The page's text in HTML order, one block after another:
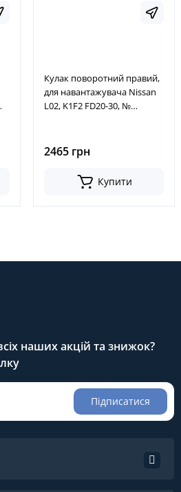
Кулак поворотний правий,
для навантажувача Nissan
L02, K1F2 FD20-30, №
2465 грн
Купити
наших акцій та знижок?
Підписатися